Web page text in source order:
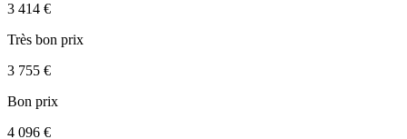
3 414 €
Très bon prix
3 755 €
Bon prix
4 096 €